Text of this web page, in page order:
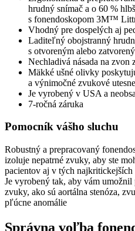
hrudný snímač a o 60 %
s fonendoskopom 3M™
Vhodný pre dospelých aj
Laditeľný obojstranný
s otvoreným alebo
Nechladivá násada na zvon
Mäkké ušné olivky
a výnimočné zvukové
Je vyrobený v USA a
7-ročná záruka
Pomocník vášho sluchu
Robustný a prepracovaný
izoluje nepatrné zvuky, aby ste
pacientov aj v tých najkritickejších
Je vyrobený tak, aby vám
zvuky, ako sú aortálna stenóza,
pľúcne anomálie
Správna voľba